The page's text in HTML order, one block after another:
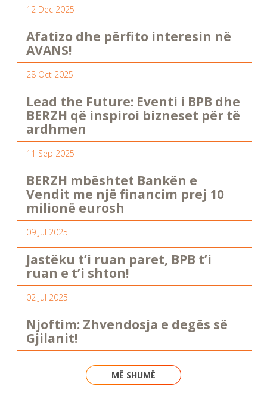
12 Dec 2025
Afatizo dhe përfito interesin në
AVANS!
28 Oct 2025
Lead the Future: Eventi i BPB dhe
BERZH që inspiroi bizneset për të
ardhmen
11 Sep 2025
BERZH mbështet Bankën e
Vendit me një financim prej 10
milionë eurosh
09 Jul 2025
Jastëku t’i ruan paret, BPB t’i
ruan e t’i shton!
02 Jul 2025
Njoftim: Zhvendosja e degës së
Gjilanit!
MË SHUMË